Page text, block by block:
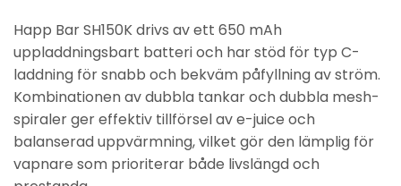
Happ Bar SH150K drivs av ett 650 mAh
uppladdningsbart batteri och har stöd för typ C-
laddning för snabb och bekväm påfyllning av ström.
Kombinationen av dubbla tankar och dubbla mesh-
spiraler ger effektiv tillförsel av e-juice och
balanserad uppvärmning, vilket gör den lämplig för
vapnare som prioriterar både livslängd och